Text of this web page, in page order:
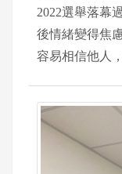
菌可能造成心內膜炎感染
的異常，一般
多，但是否二
需過於恐慌。
2022選舉落幕
後情緒變得焦
容易相信他人
醫院身心科陳
現所謂「選舉症候群」。 陳
症候群(post-
合症狀，和選